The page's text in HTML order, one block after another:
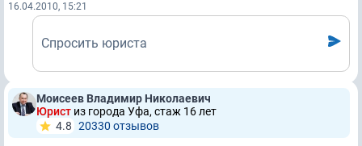
16.04.2010, 15:21
Спросить юриста
Моисеев Владимир Николаевич
Юрист из города Уфа, стаж 16 лет
4.8 20330 отзывов